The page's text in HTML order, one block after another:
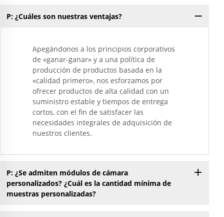
P: ¿Cuáles son nuestras ventajas?
Apegándonos a los principios corporativos
de «ganar-ganar» y a una política de
producción de productos basada en la
«calidad primero», nos esforzamos por
ofrecer productos de alta calidad con un
suministro estable y tiempos de entrega
cortos, con el fin de satisfacer las
necesidades integrales de adquisición de
nuestros clientes.
P: ¿Se admiten módulos de cámara
personalizados? ¿Cuál es la cantidad mínima de
muestras personalizadas?